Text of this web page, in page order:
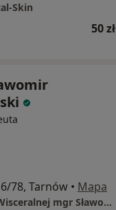
Skin
50 zł
78, Tarnów • Mapa
Gabinet Terapii Manualnej i Wisceralnej mgr Sławomir Rocławski